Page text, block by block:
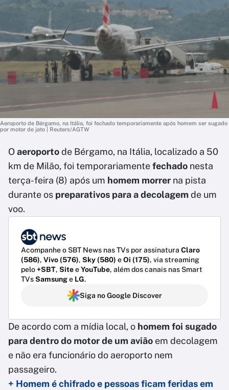
Aeroporto de Bérgamo, na Itália, foi fechado temporariamente após homem ser sugado
por motor de jato | Reuters/AGTW
Oaeroportode Bérgamo, na Itália, localizado a 50
km de Milão, foi temporariamentefechado nesta
terça-feira (8) após um homem morrer na pista
durante os preparativos para a decolagem de um
voo.
Acompanhe o SBT News nas TVs por assinatura Claro
(586), Vivo (576), Sky (580) eOi (175), via streaming
pelo+SBT, SiteeYouTube, além dos canais nas Smart
TVsSamsunge LG.
Siga no Google Discover
De acordo com a mídia local, o homem foi sugado
para dentro do motor de um avião em decolagem
e não era funcionário do aeroporto nem
passageiro.
+ Homem é chifrado e pessoas ficam feridas em